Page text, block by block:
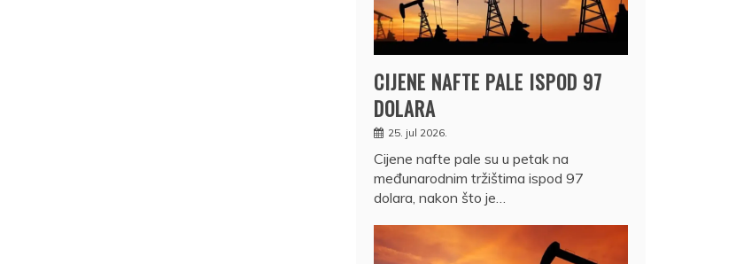
CIJENE NAFTE PALE ISPOD 97
DOLARA
25. jul 2026.
Cijene nafte pale su u petak na
međunarodnim tržištima ispod 97
dolara, nakon što je…